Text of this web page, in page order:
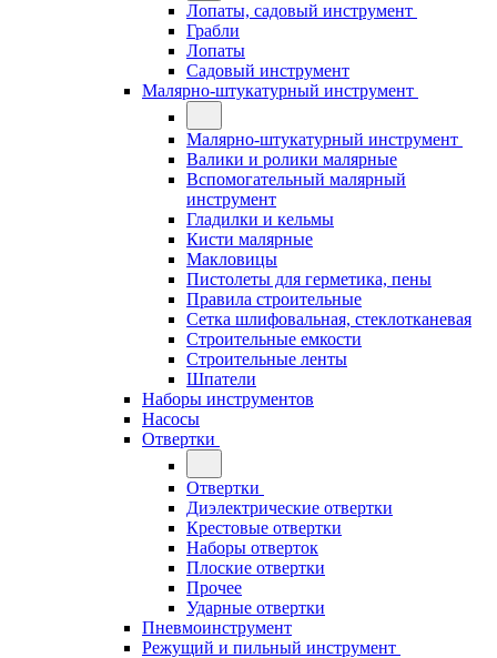
Лопаты, садовый инструмент
Грабли
Лопаты
Садовый инструмент
Малярно-штукатурный инструмент
Малярно-штукатурный инструмент
Валики и ролики малярные
Вспомогательный малярный
инструмент
Гладилки и кельмы
Кисти малярные
Макловицы
Пистолеты для герметика, пены
Правила строительные
Сетка шлифовальная, стеклотканевая
Строительные емкости
Строительные ленты
Шпатели
Наборы инструментов
Насосы
Отвертки
Отвертки
Диэлектрические отвертки
Крестовые отвертки
Наборы отверток
Плоские отвертки
Прочее
Ударные отвертки
Пневмоинструмент
Режущий и пильный инструмент